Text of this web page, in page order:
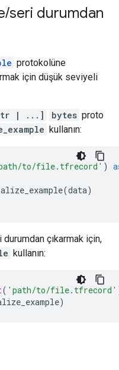
/seri durumdan
protokolüne
için düşük seviyeli
str | ...] bytes proto
kullanın:
to/file.tfrecord' )
(data)
durumdan çıkarmak için,
kullanın:
( 'path/to/file.tfrecord'
)